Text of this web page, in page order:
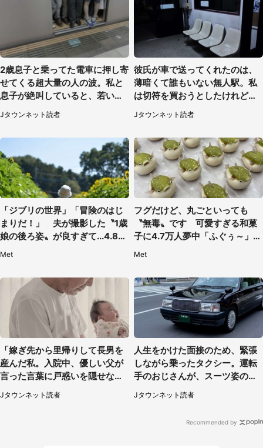
2歳息子と乗ってた電車に押し寄
せてくる超大量の人の波。私と
息子が絶叫していると、若いカ
ップルの乗客が...（東京都・60
代女性）
Jタウンネット読者
彼氏が車で送ってくれたのは、
薄暗くて誰もいない無人駅。私
は切符を買おうとしたけれど
（山形県・20代女性）
Jタウンネット読者
「ジブリの世界」「冒険のはじ
まりだ！」 夫が撮影した〝1歳
娘の後ろ姿〟が良すぎて...4.8万
Met
フグだけど、丸ごといっても
〝無毒〟です 可愛すぎる和菓
子に4.7万人夢中「ふぐぅ～」
Met
「嫁ぎ先から里帰りして長男を
産んだ私。入院中、優しい父が
言った言葉に戸惑いを隠せな
い」（兵庫県・50代女性）
Jタウンネット読者
人生をかけた面接のため、緊張
しながら乗ったタクシー。運転
手のおじさんが、スーツ姿の私
を見て...（福岡県・30代女性）
Jタウンネット読者
Recommended by